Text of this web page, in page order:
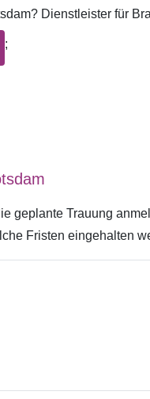
Dienstleister für
;
geplante Trauung
Fristen eingehalten